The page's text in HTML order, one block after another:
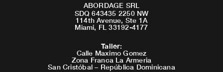
ABORDAGE SRL
SDQ 643435 2250 NW
114th Avenue, Ste 1A
Miami, FL 33192-4177
Taller:
Calle Maximo Gomez
Zona Franca La Armeria
San Cristóbal – República Dominicana